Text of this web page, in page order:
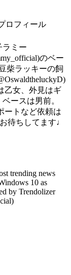
ロフィール
ラミー
のベー
柴ラッキーの飼
乙女、外見はギ
ベースは男前。
ートなど依頼は
待ちしてます♩
trending news
10 as
by Trendolizer